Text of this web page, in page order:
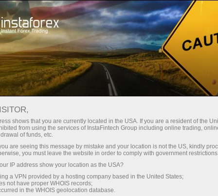
Промоакции Конкурсы Гонка FX-1
Гонка FX-1
Нижче наведено список учасників,
зареєстрованих на поточний етап конкурсу
«Гонка FX-1» від ІнстаФорекс. Ви можете
зареєструватися для участі у наступному
етапі конкурсу прямо зараз, натиснувши
кнопку «Реєстрація».
shows that you are currently located in the USA. If you are a resident of the
from using the services of InstaFintech Group including online trading,
of funds, etc.
are seeing this message by mistake and your location is not the US, kindly
you must leave the website in order to comply with government
IP address show your location as the USA?
a VPN provided by a hosting company based in the United States;
not have proper WHOIS records;
in the WHOIS geolocation database.